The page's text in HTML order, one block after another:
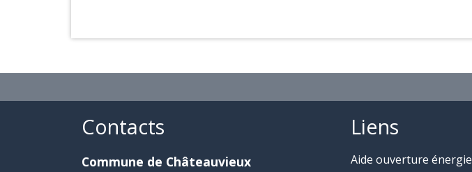
Contacts
Commune de Châteauvieux
Liens
Aide ouverture énergie